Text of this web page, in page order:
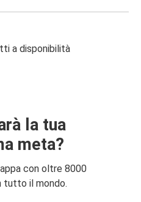
a disponibilità
la tua
meta?
con oltre 8000
tutto il mondo.